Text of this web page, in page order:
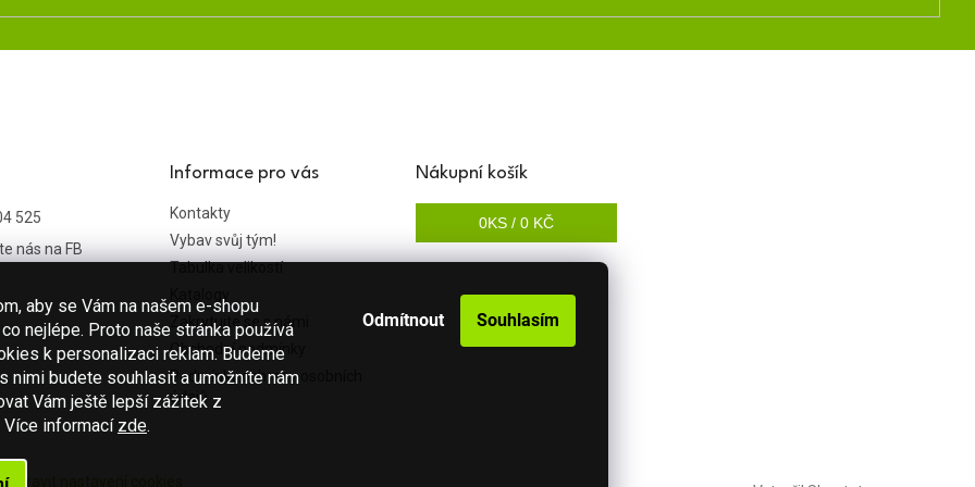
aby se Vám na našem e-shopu
nejlépe. Proto naše stránka používá
k personalizaci reklam. Budeme
nimi budete souhlasit a umožníte nám
Vám ještě lepší zážitek z
Více informací zde.
Odmítnout Souhlasím
525
nás na FB
Informace pro vás
Kontakty
Vybav svůj tým!
Tabulka velikostí
Katalogy
Zakrytujte se s námi
Obchodní podmínky
Podmínky ochrany osobních
údajů
Nákupní košík
0KS / 0 KČ
Upravit nastavení cookies